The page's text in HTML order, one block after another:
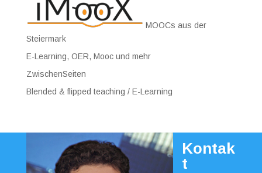
MOOCs aus der
Steiermark
E-Learning, OER, Mooc und mehr
ZwischenSeiten
Blended & flipped teaching / E-Learning
Kontak
t